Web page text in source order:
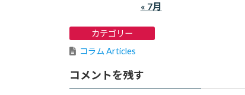
« 7月
カテゴリー
コラム Articles
コメントを残す